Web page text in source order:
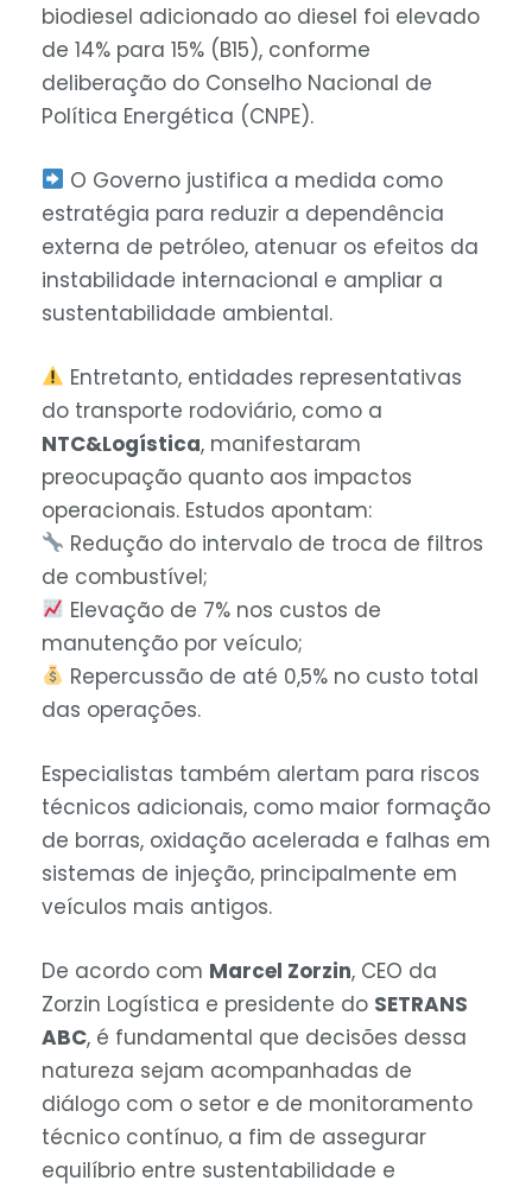
biodiesel adicionado ao diesel foi elevado
de 14% para 15% (B15), conforme
deliberação do Conselho Nacional de
Política Energética (CNPE).
O Governo justifica a medida como
estratégia para reduzir a dependência
externa de petróleo, atenuar os efeitos da
instabilidade internacional e ampliar a
sustentabilidade ambiental.
Entretanto, entidades representativas
do transporte rodoviário, como a
NTC&Logística, manifestaram
preocupação quanto aos impactos
operacionais. Estudos apontam:
Redução do intervalo de troca de filtros
de combustível;
Elevação de 7% nos custos de
manutenção por veículo;
Repercussão de até 0,5% no custo total
das operações.
Especialistas também alertam para riscos
técnicos adicionais, como maior formação
de borras, oxidação acelerada e falhas em
sistemas de injeção, principalmente em
veículos mais antigos.
De acordo com Marcel Zorzin, CEO da
Zorzin Logística e presidente do SETRANS
ABC, é fundamental que decisões dessa
natureza sejam acompanhadas de
diálogo com o setor e de monitoramento
técnico contínuo, a fim de assegurar
equilíbrio entre sustentabilidade e